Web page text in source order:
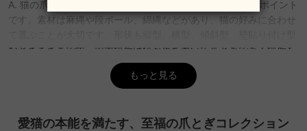
A. 猫の爪とぎを選ぶ際は、素材、形状、設置場所が重要なポイント
です。素材は麻縄や段ボール、綿縄などがあり、猫の好みに合わせ
などさまざまです。設置場所は猫が落ち着いて爪とぎできる場所を
選ぶことが重要です。CAGUUUでは、これらの要素を兼ね備えた爪
とぎを豊富に取り揃えていますので、きっとお客様の愛猫にぴった
もっと見る
愛猫の本能を満たす、至福の爪とぎコレクション